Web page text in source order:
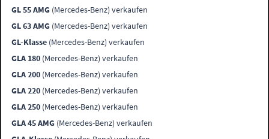
GL 55 AMG (Mercedes-Benz) verkaufen
GL 63 AMG (Mercedes-Benz) verkaufen
GL-Klasse (Mercedes-Benz) verkaufen
GLA 180 (Mercedes-Benz) verkaufen
GLA 200 (Mercedes-Benz) verkaufen
GLA 220 (Mercedes-Benz) verkaufen
GLA 250 (Mercedes-Benz) verkaufen
GLA 45 AMG (Mercedes-Benz) verkaufen